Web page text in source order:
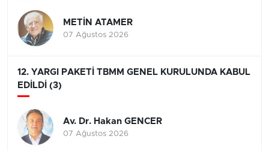
METİN ATAMER
07 Ağustos 2026
12. YARGI PAKETİ TBMM GENEL KURULUNDA KABUL
EDİLDİ (3)
Av. Dr. Hakan GENCER
07 Ağustos 2026